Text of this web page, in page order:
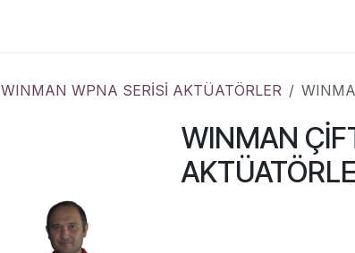
WINMAN WPNA SERİSİ AKTÜATÖRLER
WINMAN